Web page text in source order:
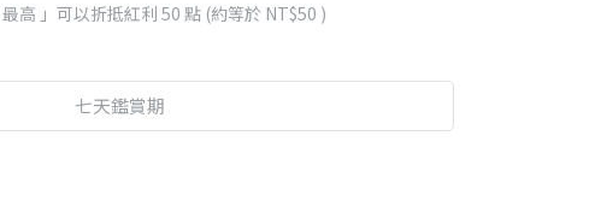
高 」可以折抵紅利50 點 (約等於 NT$50 )
七天鑑賞期